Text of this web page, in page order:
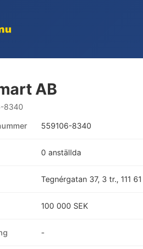
AB
8340
559106-8340
0 anställda
Tegnérgatan 37, 3 tr., 111
100 000 SEK
-